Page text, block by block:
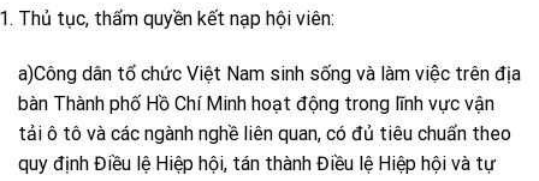
Thủ tục, thẩm quyền kết nạp hội viên:
a)Công dân tổ chức Việt Nam sinh sống và làm việc trên địa
bàn Thành phố Hồ Chí Minh hoạt động trong lĩnh vực vận
tải ô tô và các ngành nghề liên quan, có đủ tiêu chuẩn theo
quy định Điều lệ Hiệp hội, tán thành Điều lệ Hiệp hội và tự